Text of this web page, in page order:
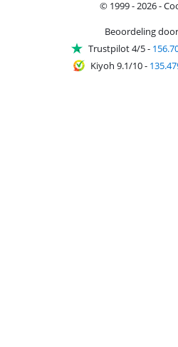
© 1999 - 2026 -
Beoordeling
Trustpilot 4/5-
Kiyoh 9.1/10-